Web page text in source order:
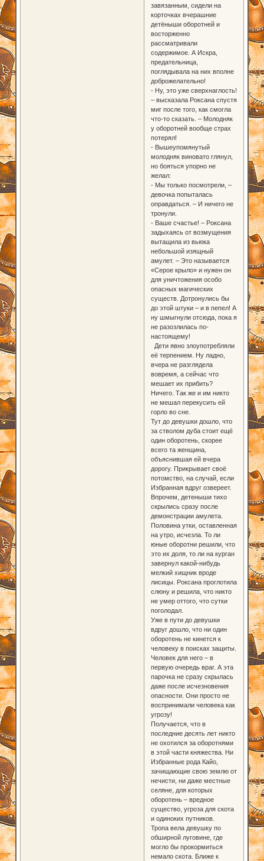
завязанным, сидели на
корточках вчерашние
детёныши оборотней и
восторженно
рассматривали
содержимое. А Искра,
предательница,
поглядывала на них вполне
доброжелательно!
- Ну, это уже сверхнаглость!
– высказала Роксана спустя
миг после того, как смогла
что-то сказать. – Молодняк
у оборотней вообще страх
потерял!
- Вышеупомянутый
молодняк виновато глянул,
но бояться упорно не
желал:
- Мы только посмотрели, –
девочка попыталась
оправдаться. – И ничего не
тронули.
- Ваше счастье! – Роксана
задыхаясь от возмущения
вытащила из вьюка
небольшой изящный
амулет. – Это называется
«Серое крыло» и нужен он
для уничтожения особо
опасных магических
существ. Дотронулись бы
до этой штуки – и в пепел! А
ну шмыгнули отсюда, пока я
не разозлилась по-
настоящему!
Дети явно злоупотребляли
её терпением. Ну ладно,
вчера не разглядела
вовремя, а сейчас что
мешает их прибить?
Ничего. Так же и им никто
не мешал перекусить ей
горло во сне.
Тут до девушки дошло, что
за стволом дуба стоит ещё
один оборотень, скорее
всего та женщина,
объяснившая ей вчера
дорогу. Прикрывает своё
потомство, на случай, если
Избранная вдруг озвереет.
Впрочем, детеныши тихо
скрылись сразу после
демонстрации амулета.
Половина утки, оставленная
на утро, исчезла. То ли
юные оборотни решили, что
это их доля, то ли на курган
завернул какой-нибудь
мелкий хищник вроде
лисицы. Роксана проглотила
слюну и решила, что никто
не умер оттого, что сутки
поголодал.
Уже в пути до девушки
вдруг дошло, что ни один
оборотень не кинется к
человеку в поисках защиты.
Человек для него – в
первую очередь враг. А эта
парочка не сразу скрылась
даже после исчезновения
опасности. Они просто не
воспринимали человека как
угрозу!
Получается, что в
последние десять лет никто
не охотился за оборотнями
в этой части княжества. Ни
Избранные рода Кайо,
зачищающие свою землю от
нечисти, ни даже местные
селяне, для которых
оборотень – вредное
существо, угроза для скота
и одиноких путников.
Тропа вела девушку по
обширной луговине, где
могло бы прокормиться
немало скота. Ближе к